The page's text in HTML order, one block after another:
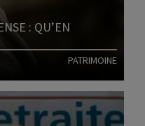
: QU’EN
PATRIMOINE
Lire l'article